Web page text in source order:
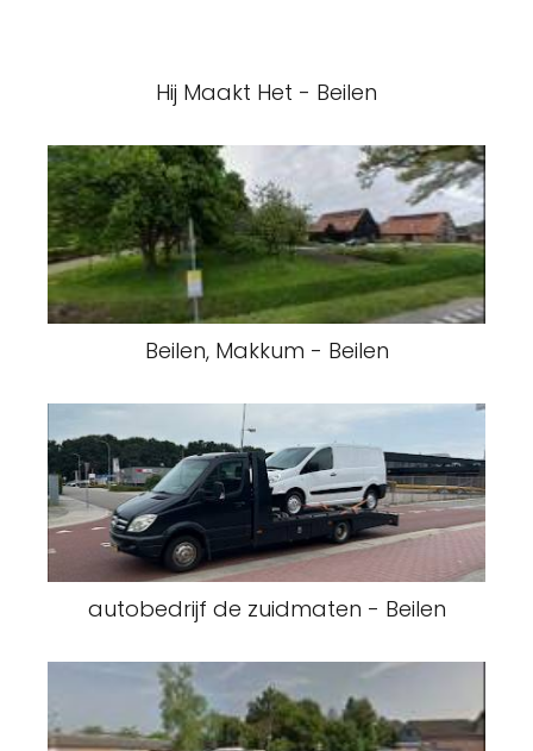
Hij Maakt Het - Beilen
Beilen, Makkum - Beilen
autobedrijf de zuidmaten - Beilen